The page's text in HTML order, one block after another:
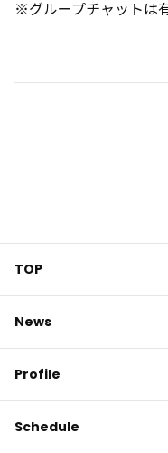
※グループチャットは
TOP
News
Profile
Schedule